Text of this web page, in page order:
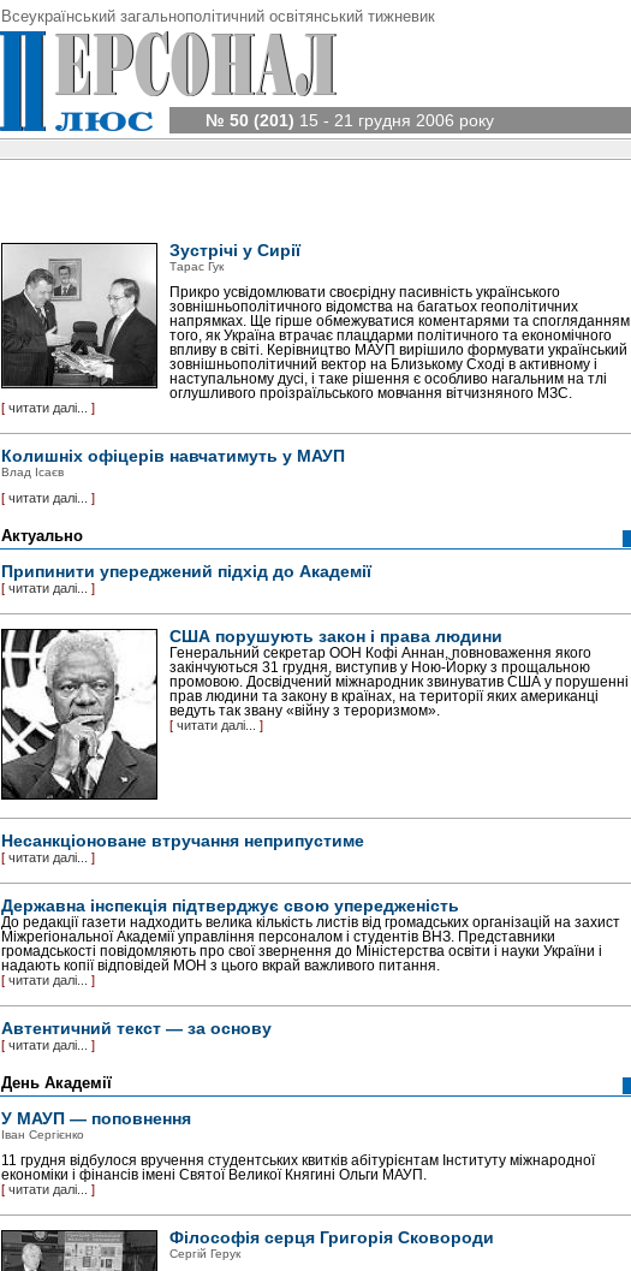
Всеукраїнський загальнополітичний освітянський тижневик
№ 50 (201) 15 - 21 грудня 2006 року
Зустрічі у Сирії
Тарас Гук
Прикро усвідомлювати своєрідну пасивність українського
зовнішньополітичного відомства на багатьох геополітичних
напрямках. Ще гірше обмежуватися коментарями та спогляданням
того, як Україна втрачає плацдарми полі­тичного та економічного
впливу в світі. Керівництво МАУП вирішило формувати український
зовнішньополітичний вектор на Близькому Сході в активному і
наступальному дусі, і таке рішення є особливо нагальним на тлі
оглушливого проізраїльського мовчання вітчизняного МЗС.
[ читати далі... ]
Колишніх офіцерів навчатимуть у МАУП
Влад Ісаєв
[ читати далі... ]
Актуально
Припинити упереджений підхід до Академії
[ читати далі... ]
США порушують закон і права людини
Генеральний секретар ООН Кофі Аннан, повноваження якого
закінчуються 31 грудня, виступив у Ною-Йорку з прощальною
промовою. Досвідчений міжнародник звинуватив США у порушенні
прав людини та закону в країнах, на території яких американці
ведуть так звану «війну з тероризмом».
[ читати далі... ]
Несанкціоноване втручання неприпустиме
[ читати далі... ]
Державна інспекція підтверджує свою упередженість
До редакції газети надходить велика кількість листів від громадських організацій на захист
Міжрегіональної Академії управління персоналом і студентів ВНЗ. Представники
громадськості повідомляють про свої звернення до Міністерства освіти і науки України і
надають копії відповідей МОН з цього вкрай важливого питання.
[ читати далі... ]
Автентичний текст — за основу
[ читати далі... ]
День Академії
У МАУП — поповнення
Іван Сергієнко
11 грудня відбулося вручення студентських квитків абітурієнтам Інституту міжнародної
еконо­міки і фінансів імені Святої Великої Княгині Ольги МАУП.
[ читати далі... ]
Філософія серця Григорія Сковороди
Сергій Герук